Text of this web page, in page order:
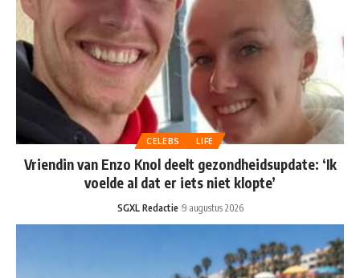
CELEBS LIFE
Vriendin van Enzo Knol deelt gezondheidsupdate: ‘Ik
voelde al dat er iets niet klopte’
SGXL Redactie 9 augustus 2026